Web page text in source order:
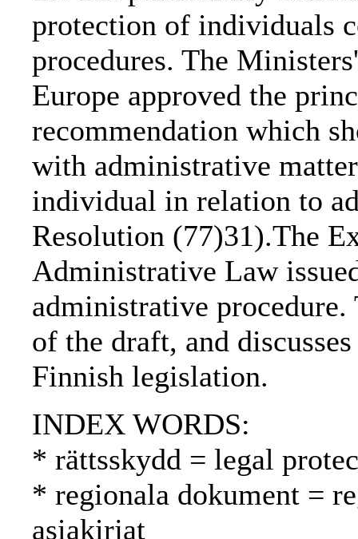
protection of individuals
procedures. The
Europe approved the
recommendation which
with administrative
individual in relation to
Resolution (77)31).The
Administrative Law
administrative procedure.
of the draft, and
Finnish legislation.
INDEX WORDS:
* rättsskydd = legal
* regionala dokument =
asiakirjat